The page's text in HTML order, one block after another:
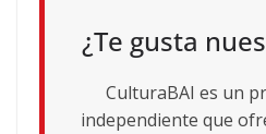
¿Te gusta
CulturaBAI es un
independiente que